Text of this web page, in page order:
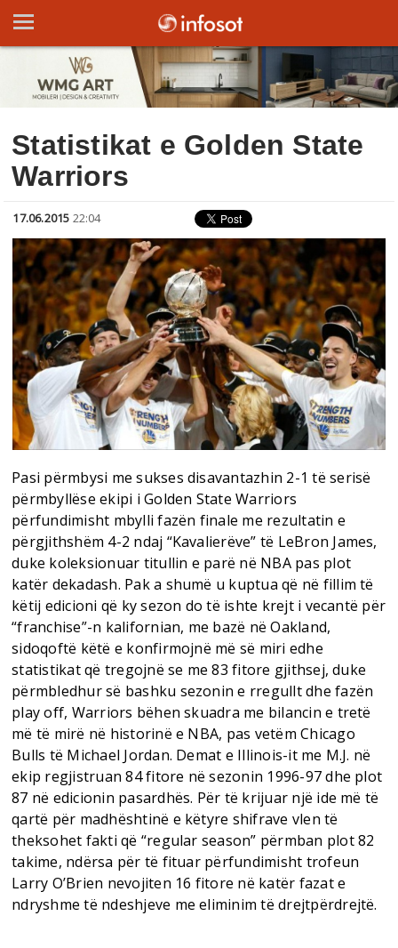
Statistikat e Golden State
Warriors
17.06.2015 22:04
Pasi përmbysi me sukses disavantazhin 2-1 të serisë
përmbyllëse ekipi i Golden State Warriors
përfundimisht mbylli fazën finale me rezultatin e
përgjithshëm 4-2 ndaj “Kavalierëve” të LeBron James,
duke koleksionuar titullin e parë në NBA pas plot
katër dekadash. Pak a shumë u kuptua që në fillim të
këtij edicioni që ky sezon do të ishte krejt i vecantë për
“franchise”-n kalifornian, me bazë në Oakland,
sidoqoftë këtë e konfirmojnë më së miri edhe
statistikat që tregojnë se me 83 fitore gjithsej, duke
përmbledhur së bashku sezonin e rregullt dhe fazën
play off, Warriors bëhen skuadra me bilancin e tretë
më të mirë në historinë e NBA, pas vetëm Chicago
Bulls të Michael Jordan. Demat e Illinois-it me M.J. në
ekip regjistruan 84 fitore në sezonin 1996-97 dhe plot
87 në edicionin pasardhës. Për të krijuar një ide më të
qartë për madhështinë e këtyre shifrave vlen të
theksohet fakti që “regular season” përmban plot 82
takime, ndërsa për të fituar përfundimisht trofeun
Larry O’Brien nevojiten 16 fitore në katër fazat e
ndryshme të ndeshjeve me eliminim të drejtpërdrejtë.